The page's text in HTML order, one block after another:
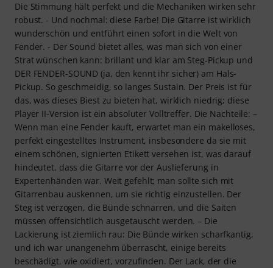
Die Stimmung hält perfekt und die Mechaniken wirken sehr
robust. - Und nochmal: diese Farbe! Die Gitarre ist wirklich
wunderschön und entführt einen sofort in die Welt von
Fender. - Der Sound bietet alles, was man sich von einer
Strat wünschen kann: brillant und klar am Steg-Pickup und
DER FENDER-SOUND (ja, den kennt ihr sicher) am Hals-
Pickup. So geschmeidig, so langes Sustain. Der Preis ist für
das, was dieses Biest zu bieten hat, wirklich niedrig; diese
Player II-Version ist ein absoluter Volltreffer. Die Nachteile: –
Wenn man eine Fender kauft, erwartet man ein makelloses,
perfekt eingestelltes Instrument, insbesondere da sie mit
einem schönen, signierten Etikett versehen ist, was darauf
hindeutet, dass die Gitarre vor der Auslieferung in
Expertenhänden war. Weit gefehlt; man sollte sich mit
Gitarrenbau auskennen, um sie richtig einzustellen. Der
Steg ist verzogen, die Bünde schnarren, und die Saiten
müssen offensichtlich ausgetauscht werden. – Die
Lackierung ist ziemlich rau: Die Bünde wirken scharfkantig,
und ich war unangenehm überrascht, einige bereits
beschädigt, wie oxidiert, vorzufinden. Der Lack, der die